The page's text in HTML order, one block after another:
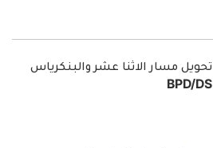
تحويل مسار الاثنا عشر والبنكرياس
BPD/DS